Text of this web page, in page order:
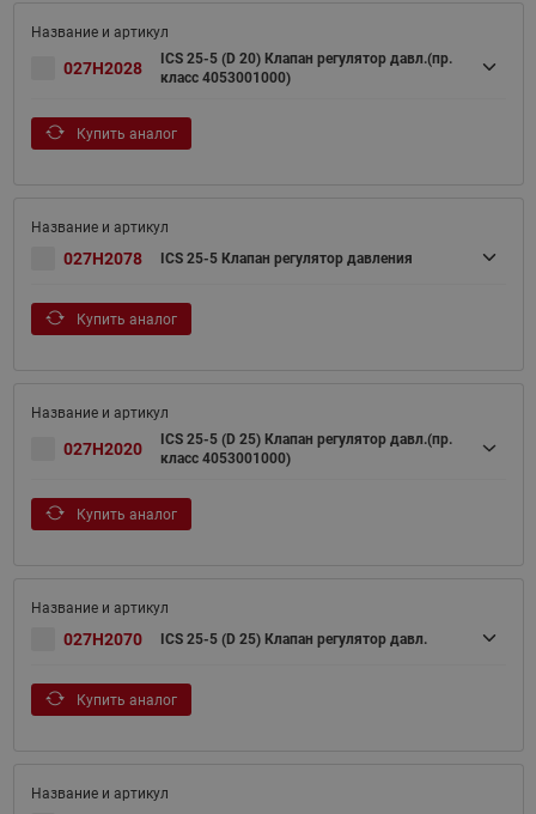
027H2028
ICS 25-5 (D 20) Клапан регулятор давл.(пр.
класс 4053001000)
Купить аналог
027H2078 ICS 25-5 Клапан регулятор давления
Купить аналог
027H2020
ICS 25-5 (D 25) Клапан регулятор давл.(пр.
класс 4053001000)
Купить аналог
027H2070 ICS 25-5 (D 25) Клапан регулятор давл.
Купить аналог